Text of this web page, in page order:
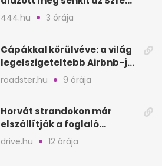
felvételijén
444.hu 3 órája
Cápákkal körülvéve: a világ
legelszigeteltebb Airbnb-je
a nyílt tengeren
roadster.hu 9 órája
Horvát strandokon már
elszállítják a foglaló
törölközőket is
drive.hu 12 órája